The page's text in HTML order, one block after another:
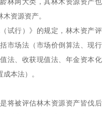
林两大类，其林木资源资产也
资源资产。
试行）》的规定，林木资产评
市场法（市场价倒算法、现行
法、收获现值法、年金资本化
本法）。
将被评估林木资源资产皆伐后